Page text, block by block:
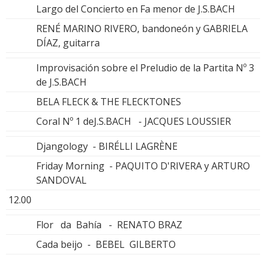
Largo del Concierto en Fa menor de J.S.BACH
RENÉ MARINO RIVERO, bandoneón y GABRIELA
DÍAZ, guitarra
Improvisación sobre el Preludio de la Partita Nº 3
de J.S.BACH
BELA FLECK & THE FLECKTONES
Coral Nº 1 deJ.S.BACH - JACQUES LOUSSIER
Djangology - BIRÉLLI LAGRÈNE
Friday Morning - PAQUITO D'RIVERA y ARTURO
SANDOVAL
12.00
Flor da Bahía - RENATO BRAZ
Cada beijo - BEBEL GILBERTO